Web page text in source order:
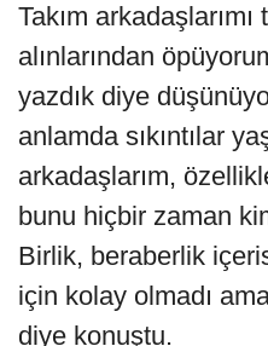
Takım
alınlarından
yazdık diye
anlamda sıkıntılar
arkadaşlarım,
bunu hiçbir zaman
Birlik, beraberlik
için kolay olmadı
diye konuştu.